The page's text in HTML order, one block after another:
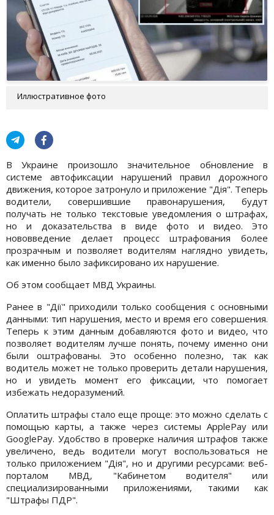
Иллюстративное фото
В Украине произошло значительное обновление в
системе автофиксации нарушений правил дорожного
движения, которое затронуло и приложение "Дія". Теперь
водители, совершившие правонарушения, будут
получать не только текстовые уведомления о штрафах,
но и доказательства в виде фото и видео. Это
нововведение делает процесс штрафования более
прозрачным и позволяет водителям наглядно увидеть,
как именно было зафиксировано их нарушение.
Об этом сообщает МВД Украины.
Ранее в "Дії" приходили только сообщения с основными
данными: тип нарушения, место и время его совершения.
Теперь к этим данным добавляются фото и видео, что
позволяет водителям лучше понять, почему именно они
были оштрафованы. Это особенно полезно, так как
водитель может не только проверить детали нарушения,
но и увидеть момент его фиксации, что помогает
избежать недоразумений.
Оплатить штрафы стало еще проще: это можно сделать с
помощью карты, а также через системы ApplePay или
GooglePay. Удобство в проверке наличия штрафов также
увеличено, ведь водители могут воспользоваться не
только приложением "Дія", но и другими ресурсами: веб-
порталом МВД, "Кабинетом водителя" или
специализированными приложениями, такими как
"Штрафы ПДР".